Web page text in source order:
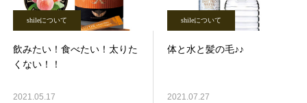
shileについて
飲みたい！食べたい！太りた
くない！！
2021.05.17
shileについて
体と水と髪の毛♪♪
2021.07.27